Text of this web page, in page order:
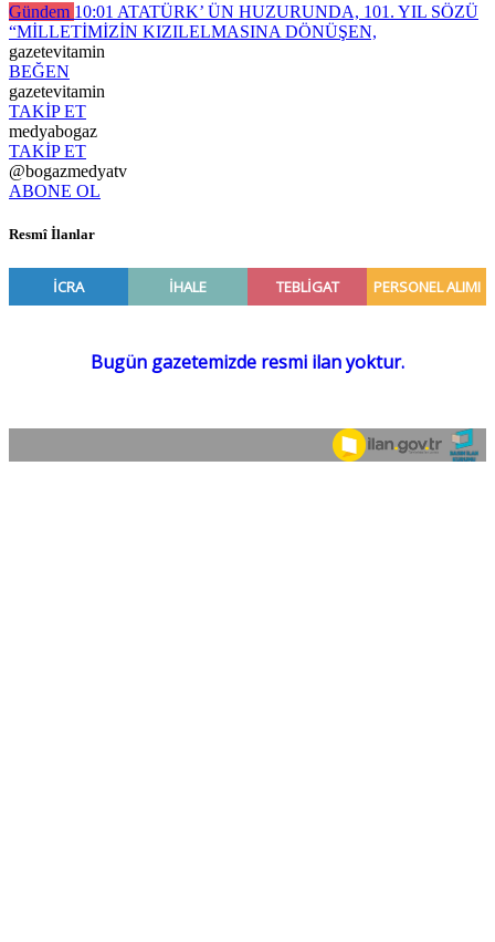
Gündem 10:01 ATATÜRK’ ÜN HUZURUNDA, 101. YIL SÖZÜ
“MİLLETİMİZİN KIZILELMASINA DÖNÜŞEN,
gazetevitamin
BEĞEN
gazetevitamin
TAKİP ET
medyabogaz
TAKİP ET
@bogazmedyatv
ABONE OL
Resmî İlanlar